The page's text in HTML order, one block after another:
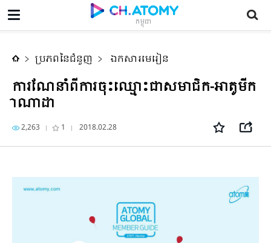
កម្ពុជា
ប្រភពនៃជំនួញ ឯកសារមេរៀន
ការណែនាំពីការចុះឈ្មោះជាសមាជិក-អាតូមីក
ាណាដា
2,263 1 2018.02.28